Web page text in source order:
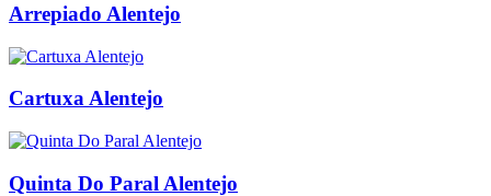
Arrepiado Alentejo
Cartuxa Alentejo
Quinta Do Paral Alentejo